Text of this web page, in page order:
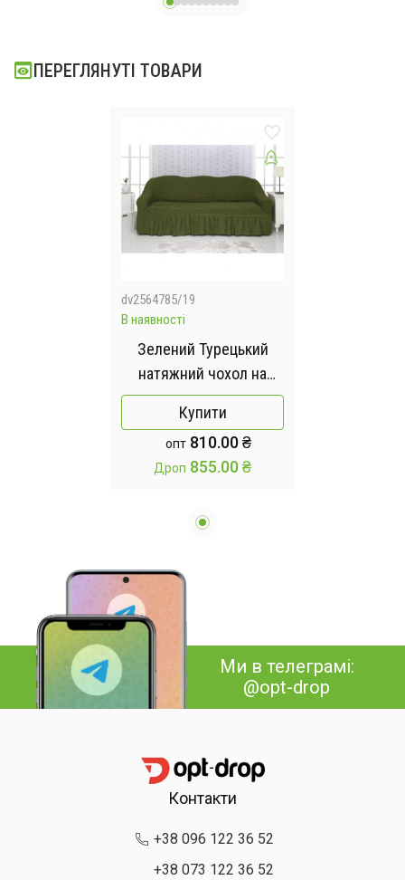
ПЕРЕГЛЯНУТІ ТОВАРИ
dv2564785/19
В наявності
Зелений Турецький
натяжний чохол на
диван з оборкою
Купити
опт 810.00 ₴
Дроп 855.00 ₴
Ми в телеграмі:
@opt-drop
Контакти
+38 096 122 36 52
+38 073 122 36 52